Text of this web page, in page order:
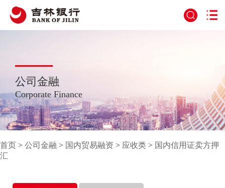
公司金融
Corporate Finance
首页 > 公司金融 > 国内贸易融资 > 应收类 > 国内信用证卖方押
汇